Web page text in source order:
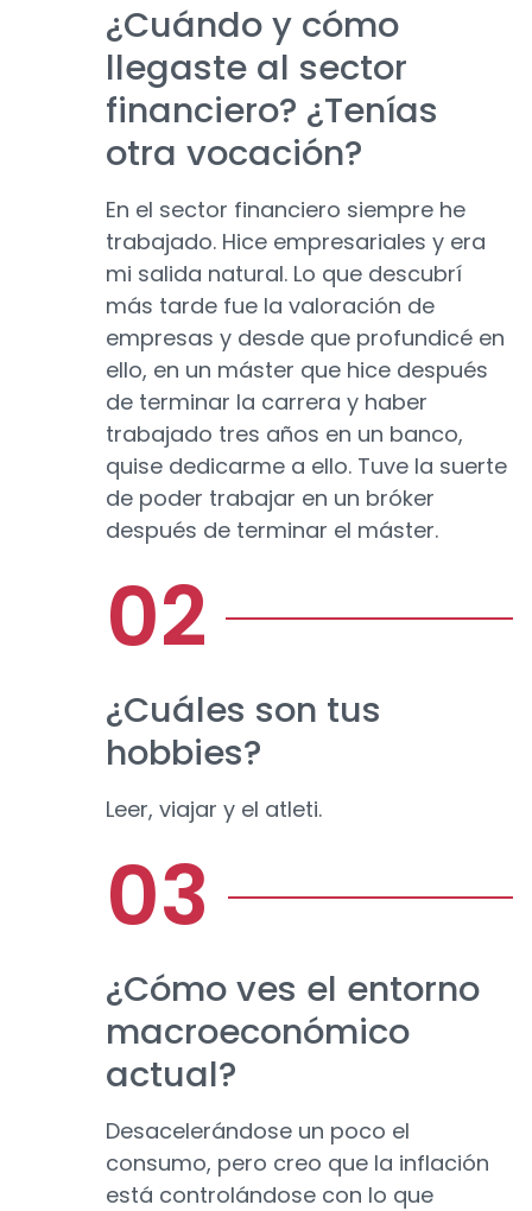
¿Cuándo y cómo
llegaste al sector
financiero? ¿Tenías
otra vocación?
En el sector financiero siempre he
trabajado. Hice empresariales y era
mi salida natural. Lo que descubrí
más tarde fue la valoración de
empresas y desde que profundicé en
ello, en un máster que hice después
de terminar la carrera y haber
trabajado tres años en un banco,
quise dedicarme a ello. Tuve la suerte
de poder trabajar en un bróker
después de terminar el máster.
¿Cuáles son tus
hobbies?
Leer, viajar y el atleti.
¿Cómo ves el entorno
macroeconómico
actual?
Desacelerándose un poco el
consumo, pero creo que la inflación
está controlándose con lo que